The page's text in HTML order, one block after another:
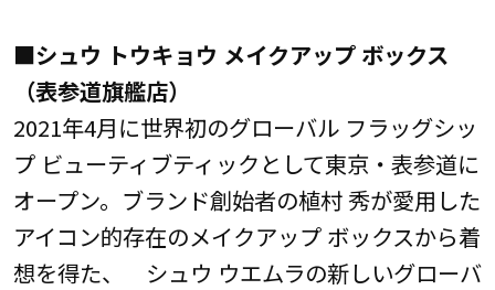
■シュウ トウキョウ メイクアップ ボックス
（表参道旗艦店）
2021年4月に世界初のグローバル フラッグシッ
プ ビューティブティックとして東京・表参道に
オープン。ブランド創始者の植村 秀が愛用した
アイコン的存在のメイクアップ ボックスから着
想を得た、 シュウ ウエムラの新しいグローバ